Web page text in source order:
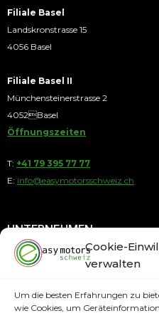
Cookie-
verwalten
Um die besten Erfahrungen zu
wie Cookies, um
Filiale Basel
Landskronstrasse 15
4056 Basel
Filiale Basel II
Münchensteinerstrasse 2
4052Basel
Öffnungszeiten
T: +41 79 395 77 77
E: info@easymotorsschweiz.ch
UNTERNEHMEN
Über uns
AGB